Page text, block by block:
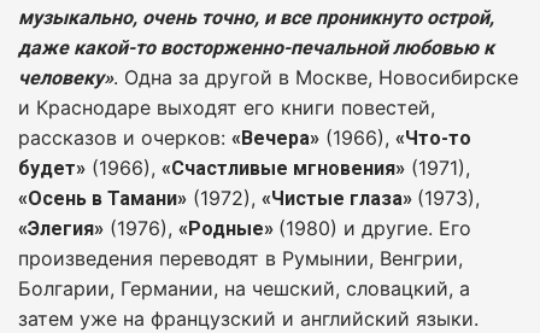
музыкально, очень точно, и все проникнуто острой,
даже какой-то восторженно-печальной любовью к
человеку». Одна за другой в Москве, Новосибирске
и Краснодаре выходят его книги повестей,
рассказов и очерков: «Вечера» (1966), «Что-то
будет» (1966), «Счастливые мгновения» (1971),
«Осень в Тамани» (1972), «Чистые глаза» (1973),
«Элегия» (1976), «Родные» (1980) и другие. Его
произведения переводят в Румынии, Венгрии,
Болгарии, Германии, на чешский, словацкий, а
затем уже на французский и английский языки.